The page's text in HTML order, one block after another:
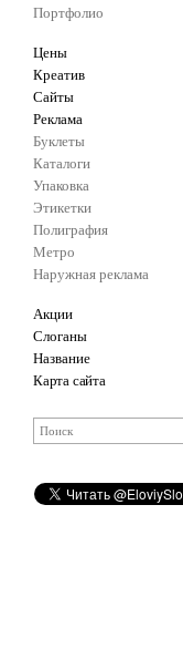
Портфолио
Цены
Креатив
Сайты
Реклама
Буклеты
Каталоги
Упаковка
Этикетки
Полиграфия
Метро
Наружная реклама
Акции
Слоганы
Название
Карта сайта